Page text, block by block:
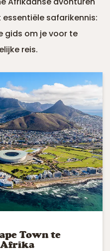
safarikennis:
gids om je voor te
reis.
Town te
Afrika